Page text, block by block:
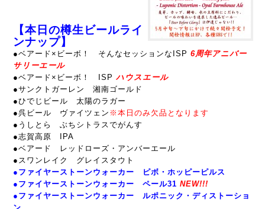
【本日の樽生ビールライ
ンナップ】
●ベアード×ビーボ！ そんなセッションなISP 6周年アニバー
サリーエール
●ベアード×ビーボ！ ISP ハウスエール
●サンクトガーレン 湘南ゴールド
●ひでじビール 太陽のラガー
●呉ビール ヴァイツェン ※本日のみ欠品となります
●うしとら ぶちシトラスでがんす
●志賀高原 IPA
●ベアード レッドローズ・アンバーエール
●スワンレイク グレイスタウト
● ファイヤーストーンウォーカー ピボ・ホッピーピルス
●ファイヤーストーンウォーカー ペール31 NEW!!!
●ファイヤーストーンウォーカー ルポニック・ディストーショ